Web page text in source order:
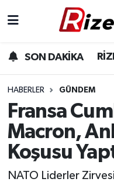
SON DAKİKA
HABERLER GÜNDEM
Fransa
Macron,
Koşusu
NATO Liderler
Gündem
Yurttan Haberler
Ekonomi
Teknoloji
Rize Hava
Rize Trafik
Süper Lig Puan
Tüm Manşetler